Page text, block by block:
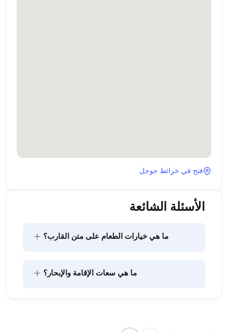
فتح في خرائط جوجل
الأسئلة الشائعة
ما هي خيارات الطعام على متن القارب؟ +
ما هي سعات الإقامة والإبحار؟ +